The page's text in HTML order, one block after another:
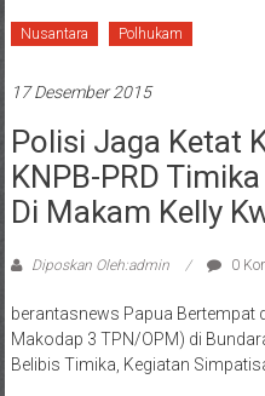
Nusantara Polhukam
17 Desember 2015
Polisi Jaga Ketat
KNPB-PRD
Di Makam Kelly
Diposkan Oleh:admin 0
berantasnews Papua Bertempat
Makodap 3 TPN/OPM) di
Belibis Timika, Kegiatan